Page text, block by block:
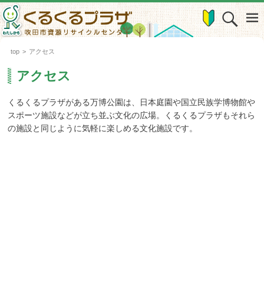
top > アクセス
アクセス
くるくるプラザがある万博公園は、日本庭園や国立民族学博物館や
スポーツ施設などが立ち並ぶ文化の広場。くるくるプラザもそれら
の施設と同じように気軽に楽しめる文化施設です。